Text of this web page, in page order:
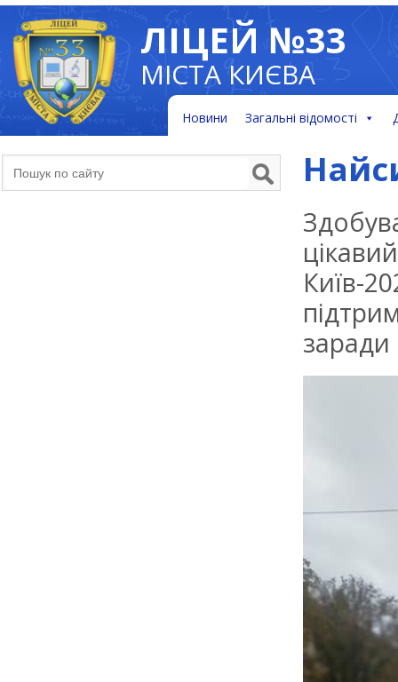
ЛІЦЕЙ №33
МІСТА КИЄВА
Новини Загальні відомості
Київ-
заради